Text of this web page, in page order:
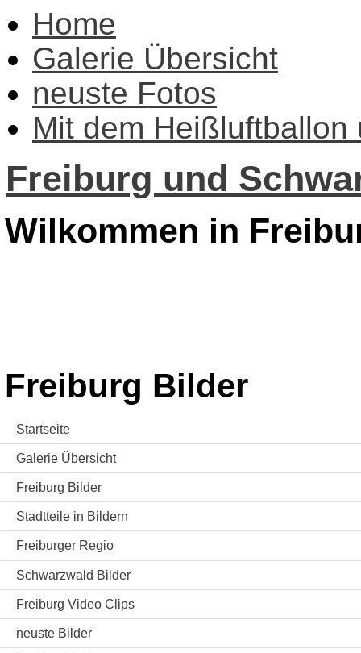
Home
Galerie Übersicht
neuste Fotos
Mit dem Heißluftballon
Freiburg und
Wilkommen in
Freiburg Bilder
Startseite
Galerie Übersicht
Freiburg Bilder
Stadtteile in Bildern
Freiburger Regio
Schwarzwald Bilder
Freiburg Video Clips
neuste Bilder